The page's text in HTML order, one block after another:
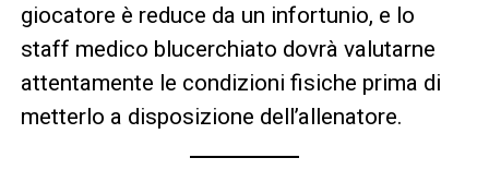
giocatore è reduce da un infortunio, e lo
staff medico blucerchiato dovrà valutarne
attentamente le condizioni fisiche prima di
metterlo a disposizione dell’allenatore.